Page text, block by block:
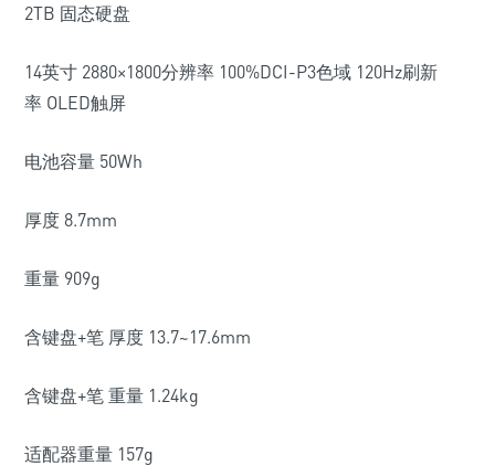
2TB 固态硬盘
14英寸 2880×1800分辨率 100%DCI-P3色域 120Hz刷新
率 OLED触屏
电池容量 50Wh
厚度 8.7mm
重量 909g
含键盘+笔 厚度 13.7~17.6mm
含键盘+笔 重量 1.24kg
适配器重量 157g